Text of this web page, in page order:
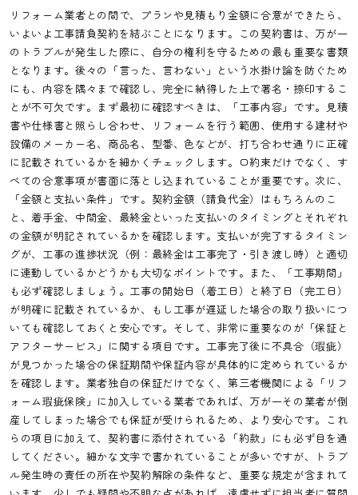
リフォーム業者との間で、プランや見積もり金額に合意ができたら、
いよいよ工事請負契約を結ぶことになります。この契約書は、万が一
のトラブルが発生した際に、自分の権利を守るための最も重要な書類
となります。後々の「言った、言わない」という水掛け論を防ぐため
にも、内容を隅々まで確認し、完全に納得した上で署名・捺印するこ
とが不可欠です。まず最初に確認すべきは、「工事内容」です。見積
書や仕様書と照らし合わせ、リフォームを行う範囲、使用する建材や
設備のメーカー名、商品名、型番、色などが、打ち合わせ通りに正確
に記載されているかを細かくチェックします。口約束だけでなく、す
べての合意事項が書面に落とし込まれていることが重要です。次に、
「金額と支払い条件」です。契約金額（請負代金）はもちろんのこ
と、着手金、中間金、最終金といった支払いのタイミングとそれぞれ
の金額が明記されているかを確認します。支払いが完了するタイミン
グが、工事の進捗状況（例：最終金は工事完了・引き渡し時）と適切
に連動しているかどうかも大切なポイントです。また、「工事期間」
も必ず確認しましょう。工事の開始日（着工日）と終了日（完工日）
が明確に記載されているか、もし工事が遅延した場合の取り扱いにつ
いても確認しておくと安心です。そして、非常に重要なのが「保証と
アフターサービス」に関する項目です。工事完了後に不具合（瑕疵）
が見つかった場合の保証期間や保証内容が具体的に定められているか
を確認します。業者独自の保証だけでなく、第三者機関による「リフ
ォーム瑕疵保険」に加入している業者であれば、万が一その業者が倒
産してしまった場合でも保証が受けられるため、より安心です。これ
らの項目に加えて、契約書に添付されている「約款」にも必ず目を通
してください。細かな文字で書かれていることが多いですが、トラブ
ル発生時の責任の所在や契約解除の条件など、重要な規定が含まれて